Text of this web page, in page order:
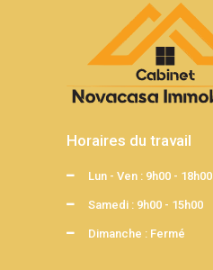
Horaires du travail
Lun - Ven : 9h00 - 18h00
Samedi : 9h00 - 15h00
Dimanche : Fermé